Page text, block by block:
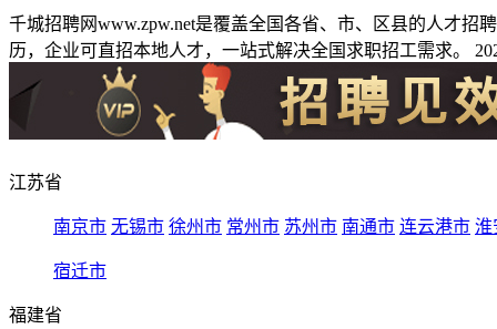
千城招聘网www.zpw.net是覆盖全国各省、市、区县的人才
历，企业可直招本地人才，一站式解决全国求职招工需求。
江苏省
南京市 无锡市 徐州市 常州市 苏州市 南通市 连云港市 淮
宿迁市
福建省